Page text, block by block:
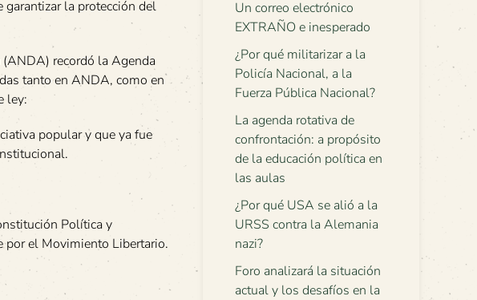
garantizar la protección del
recordó la Agenda
tanto en ANDA, como en
ley:
popular y que ya fue
Política y
por el Movimiento Libertario.
Un correo electrónico
EXTRAÑO e inesperado
¿Por qué militarizar a la
Policía Nacional, a la
Fuerza Pública Nacional?
La agenda rotativa de
confrontación: a propósito
de la educación política en
las aulas
¿Por qué USA se alió a la
URSS contra la Alemania
nazi?
Foro analizará la situación
actual y los desafíos en la